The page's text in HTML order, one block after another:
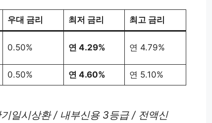
우대 금리 최저 금리 최고 금리
0.50% 연 4.29% 연 4.79%
0.50% 연 4.60% 연 5.10%
일시상환 / 내부신용 3등급 / 전액신